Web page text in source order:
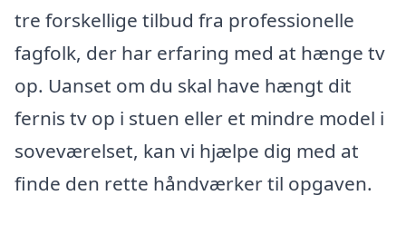
tre forskellige tilbud fra professionelle
fagfolk, der har erfaring med at hænge tv
op. Uanset om du skal have hængt dit
fernis tv op i stuen eller et mindre model i
soveværelset, kan vi hjælpe dig med at
finde den rette håndværker til opgaven.